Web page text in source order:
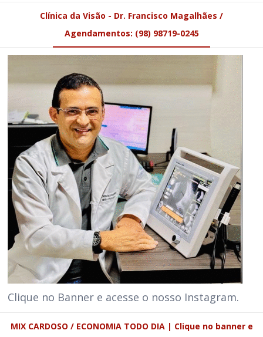
Clínica da Visão - Dr. Francisco Magalhães /
Agendamentos: (98) 98719-0245
Clique no Banner e acesse o nosso Instagram.
MIX CARDOSO / ECONOMIA TODO DIA | Clique no banner e